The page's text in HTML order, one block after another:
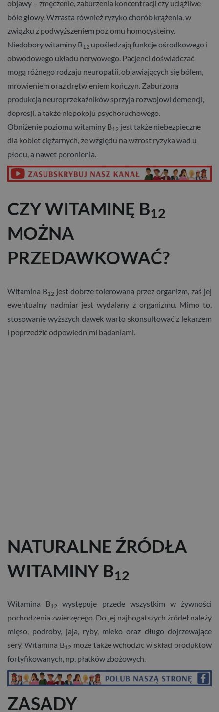
objawy – zmęczenie, zaburzenia koncentracji czy uciążliwe
bóle głowy. Wzrasta również ryzyko chorób krążenia, w
związku z podwyższeniem poziomu homocysteiny.
Niedobory witaminy B12 upośledzają funkcje ośrodkowego i
obwodowego układu nerwowego. Pacjenci doświadczać
mogą różnego rodzaju neuropatii, objawiających się bólem,
mrowieniem oraz drętwieniem kończyn. Zaburzona
produkcja neuroprzekaźników sprzyja rozwojowi demencji,
depresji, a także niepokoju psychoruchowego.
Obniżenie poziomu witaminy B12 jest także niebezpieczne
dla kobiet ciężarnych, ze względu na wzrost ryzyka wad u
płodu, a nawet poronienia.
CZY WITAMINĘ B12
MOŻNA
PRZEDAWKOWAĆ?
Witamina B12 jest dobrze tolerowana przez organizm, zaś jej
ewentualny nadmiar jest wydalany z organizmu. Mimo to,
stosowanie wyższych dawek warto skonsultować z lekarzem
i poprzedzić odpowiednimi badaniami.
NATURALNE ŹRÓDŁA
WITAMINY B12
Witamina B12
występuje przede wszystkim w żywności
pochodzenia zwierzęcego. Do jej najbogatszych źródeł należy
mięso, podroby, jaja, ryby, mleko oraz długo dojrzewające
sery. Witamina B12 może także wchodzić w skład produktów
fortyfikowanych, np. płatków zbożowych.
ZASADY